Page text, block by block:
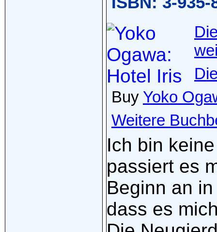
Buy Yoko
Weitere
Ich bin
passiert es
Beginn an
dass es